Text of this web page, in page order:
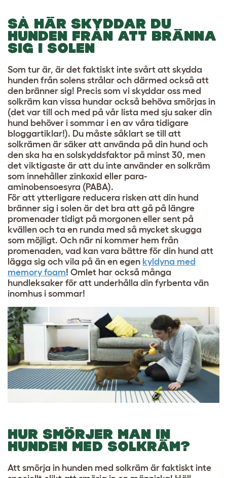
SÅ HÄR SKYDDAR DU
HUNDEN FRÅN ATT BRÄNNA
SIG I SOLEN
Som tur är, är det faktiskt inte svårt att skydda
hunden från solens strålar och därmed också att
den bränner sig! Precis som vi skyddar oss med
solkräm kan vissa hundar också behöva smörjas in
(det var till och med på vår lista med sju saker din
hund behöver i sommar i en av våra tidigare
bloggartiklar!). Du måste såklart se till att
solkrämen är säker att använda på din hund och
den ska ha en solskyddsfaktor på minst 30, men
det viktigaste är att du inte använder en solkräm
som innehåller zinkoxid eller para-
aminobensoesyra (PABA).
För att ytterligare reducera risken att din hund
bränner sig i solen är det bra att gå på längre
promenader tidigt på morgonen eller sent på
kvällen och ta en runda med så mycket skugga
som möjligt. Och när ni kommer hem från
promenaden, vad kan vara bättre för din hund att
lägga sig och vila på än en egen kyldyna med
memory foam! Omlet har också många
hundleksaker för att underhålla din fyrbenta vän
inomhus i sommar!
HUR SMÖRJER MAN IN
HUNDEN MED SOLKRÄM?
Att smörja in hunden med solkräm är faktiskt inte